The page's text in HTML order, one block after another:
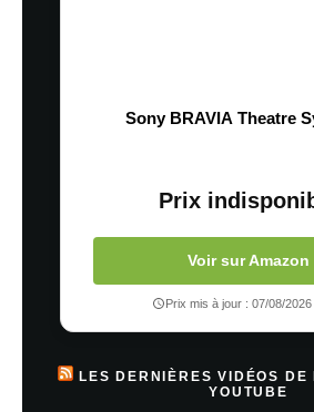
Sony BRAVIA Theatre
Prix
Voir sur Amazon
Prix mis à jour : 07/08/
LES DERNIÈRES VIDÉOS DE
YOUTUBE